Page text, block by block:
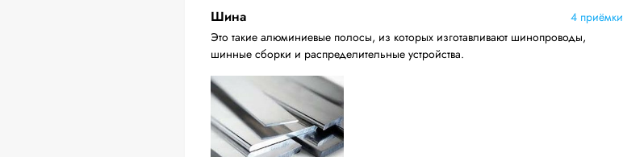
Шина
4 приёмки
Это такие алюминиевые полосы, из которых изготавливают шинопроводы,
шинные сборки и распределительные устройства.